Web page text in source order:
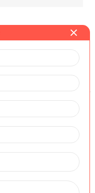
برنامج رعاية